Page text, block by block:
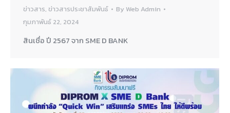
ข่าวสาร, ข่าวสารประชาสัมพันธ์ By Web Admin
กุมภาพันธ์ 22, 2024
สินเชื่อ ปี 2567 จาก SME D BANK